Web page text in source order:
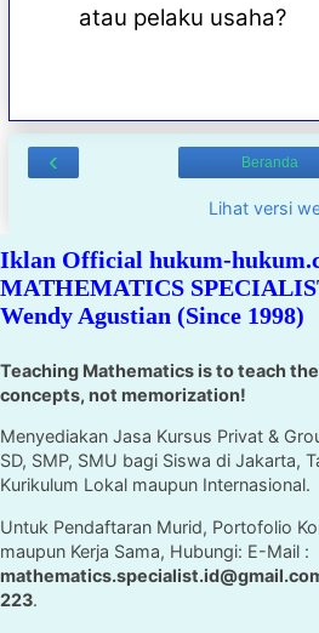
atau pelaku usaha?
‹ Beranda
Lihat versi
Iklan Official hukum-
MATHEMATICS
Wendy Agustian (Since 1998)
Teaching Mathematics is to teach
concepts, not memorization!
Menyediakan Jasa Kursus Privat &
SD, SMP, SMU bagi Siswa di Jakarta,
Kurikulum Lokal maupun Internasional.
Untuk Pendaftaran Murid, Portofolio
maupun Kerja Sama, Hubungi: E-Mail :
223.